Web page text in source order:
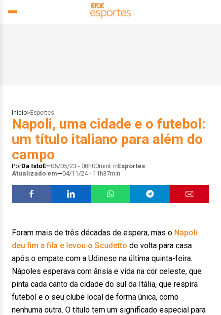
Início> Esportes
Napoli, uma cidade e o futebol:
um título italiano para além do
campo
PorDa IstoÉ 05/05/23 - 08h00minEmEsportes
Atualizado em
04/11/24 - 11h37min
Foram mais de três décadas de espera, mas o Napoli
deu fim a fila e levou o Scudetto de volta para casa
após o empate com a Udinese na última quinta-feira.
Nápoles esperava com ânsia e vida na cor celeste, que
pinta cada canto da cidade do sul da Itália, que respira
futebol e o seu clube local de forma única, como
nenhuma outra. O título tem um significado especial para